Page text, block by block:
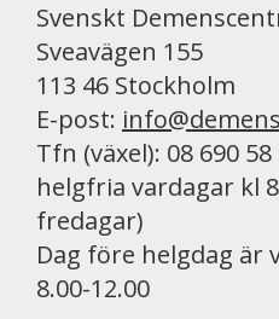
Svenskt
Sveavägen 155
113 46 Stockholm
E-post:
Tfn (växel): 08 690
helgfria vardagar kl
fredagar)
Dag före helgdag är
8.00-12.00